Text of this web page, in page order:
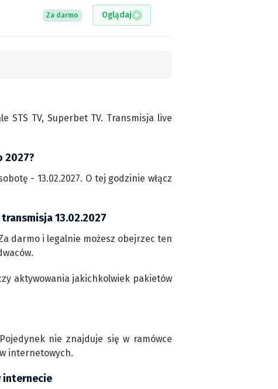
Za darmo Oglądaj
STS TV, Superbet TV. Transmisja live
2027?
- 13.02.2027. O tej godzinie włącz
13.02.2027
darmo i legalnie możesz obejrzec ten
aktywowania jakichkolwiek pakietów
nie znajduje się w ramówce
internetowych.
internecie